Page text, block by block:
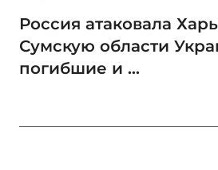
Россия атаковала
Сумскую области
погибшие и ...